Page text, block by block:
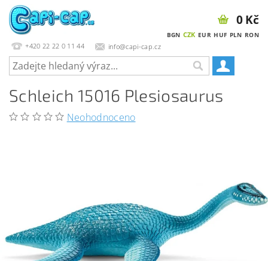
+420 22 22 0 11 44 info@capi-cap.cz
BGN CZK EUR HUF PLN RON
0 Kč
Schleich 15016 Plesiosaurus
Neohodnoceno